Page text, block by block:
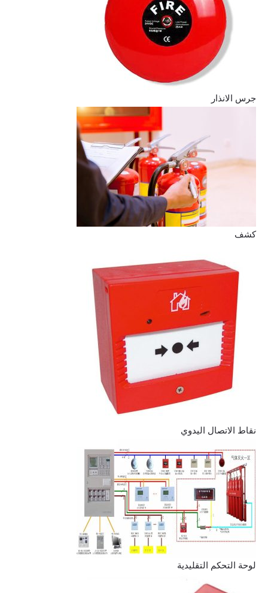
جرس الانذار
كشف
نقاط الاتصال اليدوي
لوحة التحكم التقليدية